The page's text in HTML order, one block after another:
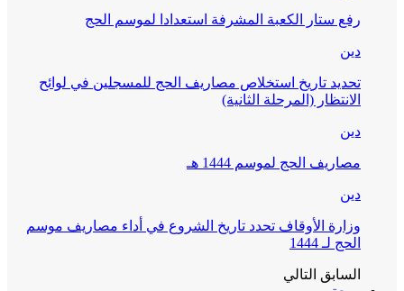
رفع ستار الكعبة المشرفة استعدادا لموسم الحج
تحديد تاريخ استخلاص مصاريف الحج للمسجلين في لوائح
الانتظار (المرحلة الثانية)
مصاريف الحج لموسم 1444 هـ
وزارة الأوقاف تحدد تاريخ الشروع في أداء مصاريف موسم
الحج لـ 1444
السابقالتالي